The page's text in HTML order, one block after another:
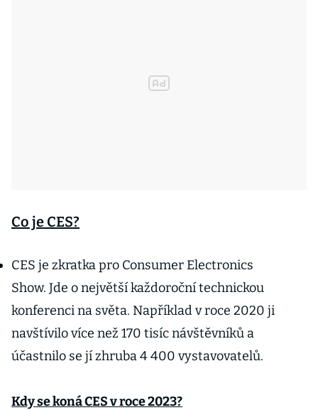
Co je CES?
CES je zkratka pro Consumer Electronics
Show. Jde o největší každoroční technickou
konferenci na světa. Například v roce 2020 ji
navštívilo více než 170 tisíc návštěvníků a
účastnilo se jí zhruba 4 400 vystavovatelů.
Kdy se koná CES v roce 2023?